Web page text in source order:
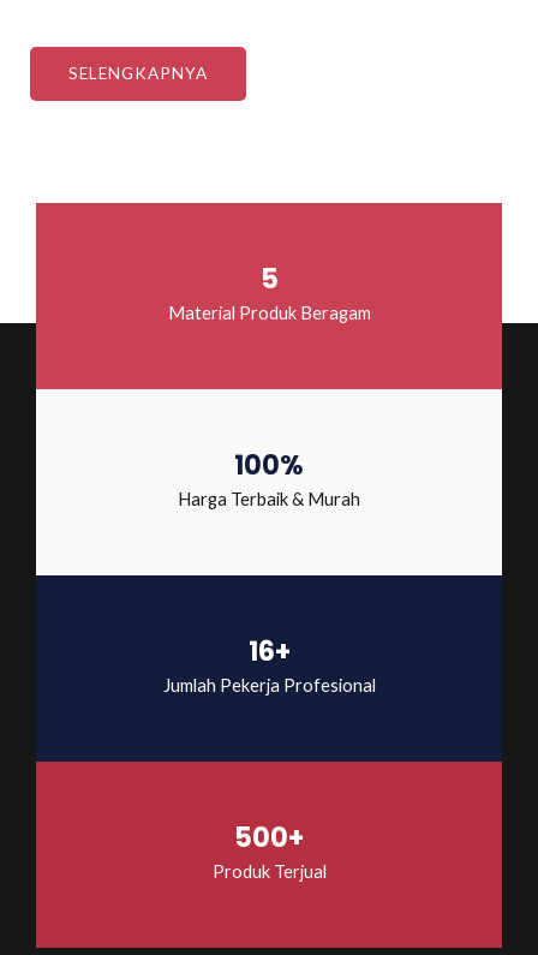
SELENGKAPNYA
5
Material Produk Beragam
100%
Harga Terbaik & Murah
16+
Jumlah Pekerja Profesional
500+
Produk Terjual